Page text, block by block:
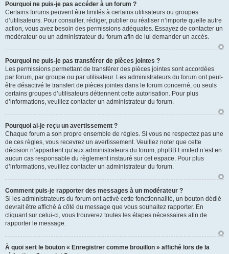
Pourquoi ne puis-je pas accéder à un forum ?
Certains forums peuvent être limités à certains utilisateurs ou groupes
d’utilisateurs. Pour consulter, rédiger, publier ou réaliser n’importe quelle autre
action, vous avez besoin des permissions adéquates. Essayez de contacter un
modérateur ou un administrateur du forum afin de lui demander un accès.
Pourquoi ne puis-je pas transférer de pièces jointes ?
Les permissions permettant de transférer des pièces jointes sont accordées
par forum, par groupe ou par utilisateur. Les administrateurs du forum ont peut-
être désactivé le transfert de pièces jointes dans le forum concerné, ou seuls
certains groupes d’utilisateurs détiennent cette autorisation. Pour plus
d’informations, veuillez contacter un administrateur du forum.
Pourquoi ai-je reçu un avertissement ?
Chaque forum a son propre ensemble de règles. Si vous ne respectez pas une
de ces règles, vous recevrez un avertissement. Veuillez noter que cette
décision n’appartient qu’aux administrateurs du forum, phpBB Limited n’est en
aucun cas responsable du règlement instauré sur cet espace. Pour plus
d’informations, veuillez contacter un administrateur du forum.
Comment puis-je rapporter des messages à un modérateur ?
Si les administrateurs du forum ont activé cette fonctionnalité, un bouton dédié
devrait être affiché à côté du message que vous souhaitez rapporter. En
cliquant sur celui-ci, vous trouverez toutes les étapes nécessaires afin de
rapporter le message.
À quoi sert le bouton « Enregistrer comme brouillon » affiché lors de la